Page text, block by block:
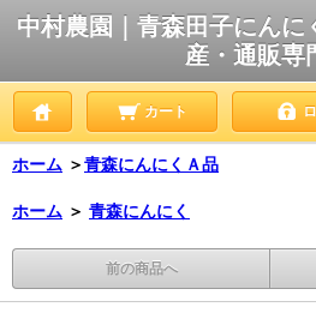
中村農園｜青森田子にんに
産・通販専
カート
ホーム ＞青森にんにくＡ品
ホーム ＞ 青森にんにく
前の商品へ